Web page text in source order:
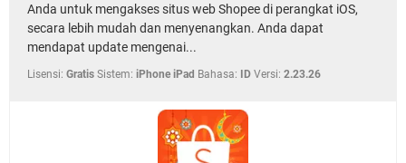
Anda untuk mengakses situs web Shopee di perangkat iOS,
secara lebih mudah dan menyenangkan. Anda dapat
mendapat update mengenai...
Lisensi: Gratis Sistem: iPhone iPad Bahasa: ID Versi: 2.23.26